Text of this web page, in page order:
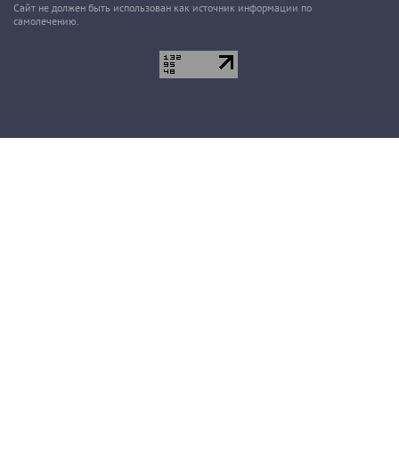
Сайт не должен быть использован как источник информации по
самолечению.